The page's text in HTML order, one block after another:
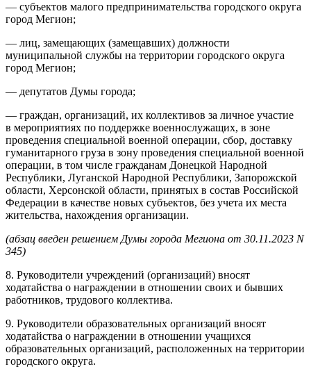
— субъектов малого предпринимательства городского округа
город Мегион;
— лиц, замещающих (замещавших) должности
муниципальной службы на территории городского округа
город Мегион;
— депутатов Думы города;
— граждан, организаций, их коллективов за личное участие
в мероприятиях по поддержке военнослужащих, в зоне
проведения специальной военной операции, сбор, доставку
гуманитарного груза в зону проведения специальной военной
операции, в том числе гражданам Донецкой Народной
Республики, Луганской Народной Республики, Запорожской
области, Херсонской области, принятых в состав Российской
Федерации в качестве новых субъектов, без учета их места
жительства, нахождения организации.
(абзац введен решением Думы города Мегиона от 30.11.2023 N
345)
8. Руководители учреждений (организаций) вносят
ходатайства о награждении в отношении своих и бывших
работников, трудового коллектива.
9. Руководители образовательных организаций вносят
ходатайства о награждении в отношении учащихся
образовательных организаций, расположенных на территории
городского округа.